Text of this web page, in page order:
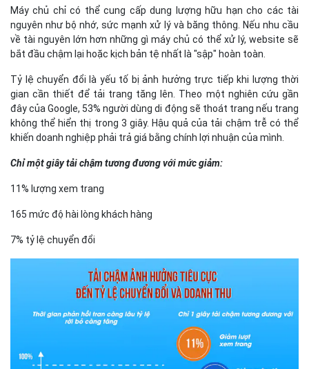
Máy chủ chỉ có thể cung cấp dung lượng hữu hạn cho các tài
nguyên như bộ nhớ, sức mạnh xử lý và băng thông. Nếu nhu cầu
về tài nguyên lớn hơn những gì máy chủ có thể xử lý, website sẽ
bắt đầu chậm lại hoặc kịch bản tệ nhất là "sập" hoàn toàn.
Tỷ lệ chuyển đổi là yếu tố bị ảnh hưởng trực tiếp khi lượng thời
gian cần thiết để tải trang tăng lên. Theo một nghiên cứu gần
đây của Google, 53% người dùng di động sẽ thoát trang nếu trang
không thể hiển thị trong 3 giây. Hậu quả của tải chậm trễ có thể
khiến doanh nghiệp phải trả giá bằng chính lợi nhuận của mình.
Chỉ một giây tải chậm tương đương với mức giảm:
11% lượng xem trang
165 mức độ hài lòng khách hàng
7% tỷ lệ chuyển đổi